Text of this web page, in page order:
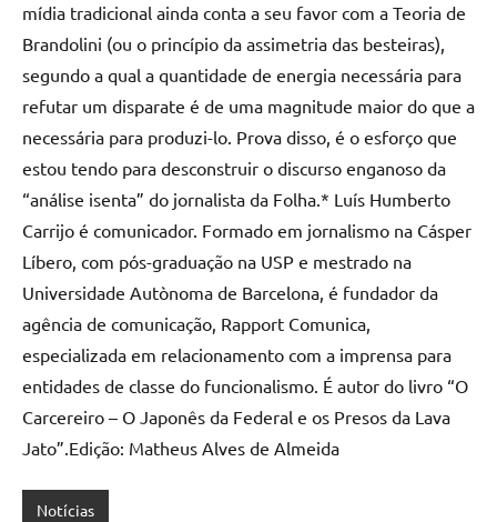
mídia tradicional ainda conta a seu favor com a Teoria de
Brandolini (ou o princípio da assimetria das besteiras),
segundo a qual a quantidade de energia necessária para
refutar um disparate é de uma magnitude maior do que a
necessária para produzi-lo. Prova disso, é o esforço que
estou tendo para desconstruir o discurso enganoso da
“análise isenta” do jornalista da Folha.* Luís Humberto
Carrijo é comunicador. Formado em jornalismo na Cásper
Líbero, com pós-graduação na USP e mestrado na
Universidade Autònoma de Barcelona, é fundador da
agência de comunicação, Rapport Comunica,
especializada em relacionamento com a imprensa para
entidades de classe do funcionalismo. É autor do livro “O
Carcereiro – O Japonês da Federal e os Presos da Lava
Jato”.Edição: Matheus Alves de Almeida
Notícias